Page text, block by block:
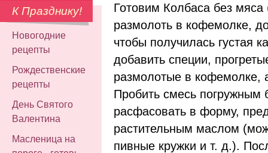
К Празднику!
Новогодние
рецепты
Рождественские
рецепты
День Святого
Валентина
Масленица на
Готовим Колбаса без мяса
размолоть в кофемолке,
чтобы получилась густая
добавить специи,
размолотые в кофемолке,
Пробить смесь погружным
расфасовать в форму,
растительным маслом
пивные кружки и т. д.).